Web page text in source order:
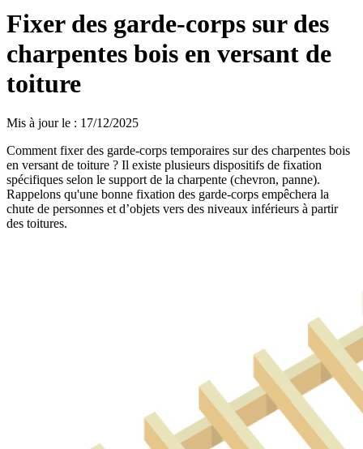
Fixer des garde-corps sur des
charpentes bois en versant de
toiture
Mis à jour le : 17/12/2025
Comment fixer des garde-corps temporaires sur des charpentes bois
en versant de toiture ? Il existe plusieurs dispositifs de fixation
spécifiques selon le support de la charpente (chevron, panne).
Rappelons qu'une bonne fixation des garde-corps empêchera la
chute de personnes et d’objets vers des niveaux inférieurs à partir
des toitures.